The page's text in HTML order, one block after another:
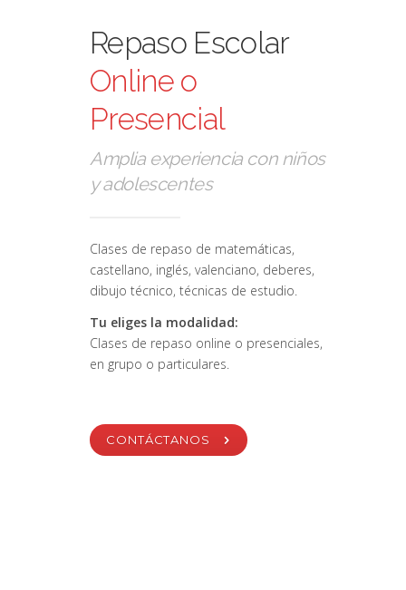
Repaso Escolar
Online o
Presencial
Amplia experiencia con niños
y adolescentes
Clases de repaso de matemáticas,
castellano, inglés, valenciano, deberes,
dibujo técnico, técnicas de estudio.
Tu eliges la modalidad:
Clases de repaso online o presenciales,
en grupo o particulares.
CONTÁCTANOS